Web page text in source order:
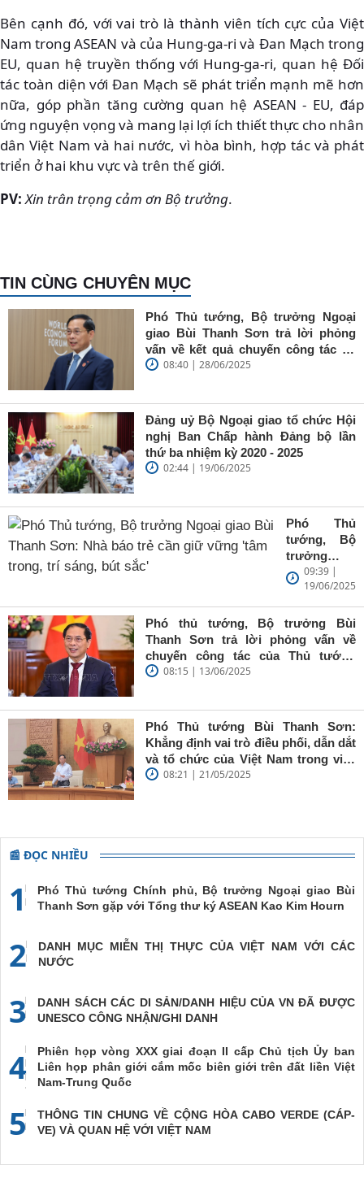
Bên cạnh đó, với vai trò là thành viên tích cực của Việt
Nam trong ASEAN và của Hung-ga-ri và Đan Mạch trong
EU, quan hệ truyền thống với Hung-ga-ri, quan hệ Đối
tác toàn diện với Đan Mạch sẽ phát triển mạnh mẽ hơn
nữa, góp phần tăng cường quan hệ ASEAN - EU, đáp
ứng nguyện vọng và mang lại lợi ích thiết thực cho nhân
dân Việt Nam và hai nước, vì hòa bình, hợp tác và phát
triển ở hai khu vực và trên thế giới.
PV: Xin trân trọng cảm ơn Bộ trưởng.
TIN CÙNG CHUYÊN MỤC
Phó Thủ tướng, Bộ trưởng Ngoại
giao Bùi Thanh Sơn trả lời phỏng
vấn về kết quả chuyến công tác tại
Trung Quốc của Thủ tướng Chính
08:40 | 28/06/2025
Đảng uỷ Bộ Ngoại giao tổ chức Hội
nghị Ban Chấp hành Đảng bộ lần
thứ ba nhiệm kỳ 2020 - 2025
02:44 | 19/06/2025
Phó Thủ
tướng, Bộ
trưởng
Ngoại giao
Bùi Thanh
Sơn: Nhà
báo trẻ cần
giữ vững
'tâm trong,
09:39 |
19/06/2025
Phó thủ tướng, Bộ trưởng Bùi
Thanh Sơn trả lời phỏng vấn về
chuyến công tác của Thủ tướng
Chính phủ đến Estonia, Pháp và
08:15 | 13/06/2025
Phó Thủ tướng Bùi Thanh Sơn:
Khẳng định vai trò điều phối, dẫn dắt
và tổ chức của Việt Nam trong việc
đề cao chủ nghĩa đa phương, đoàn
08:21 | 21/05/2025
📰 ĐỌC NHIỀU
1
Phó Thủ tướng Chính phủ, Bộ trưởng Ngoại giao Bùi
Thanh Sơn gặp với Tổng thư ký ASEAN Kao Kim Hourn
2
DANH MỤC MIỄN THỊ THỰC CỦA VIỆT NAM VỚI CÁC
NƯỚC
3
DANH SÁCH CÁC DI SẢN/DANH HIỆU CỦA VN ĐÃ ĐƯỢC
UNESCO CÔNG NHẬN/GHI DANH
4
Phiên họp vòng XXX giai đoạn II cấp Chủ tịch Ủy ban
Liên họp phân giới cắm mốc biên giới trên đất liền Việt
Nam-Trung Quốc
5
THÔNG TIN CHUNG VỀ CỘNG HÒA CABO VERDE (CÁP-
VE) VÀ QUAN HỆ VỚI VIỆT NAM